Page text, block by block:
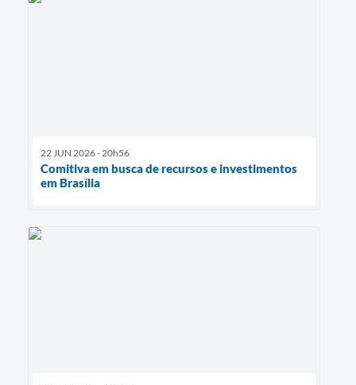
22 JUN 2026 - 20h56
Comitiva em busca de recursos e investimentos
em Brasília